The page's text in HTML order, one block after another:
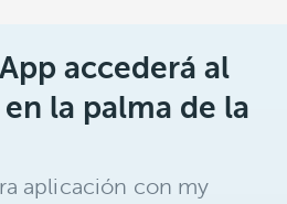
accederá al
la palma de la
aplicación con my